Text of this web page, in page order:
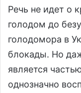
Речь не идет о
голодом до
голодомора в
блокады. Но
является
однозначно